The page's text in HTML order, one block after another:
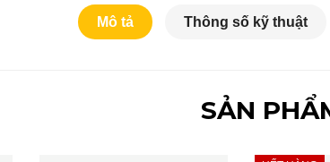
Mô tả Thông số kỹ thuật
SẢN